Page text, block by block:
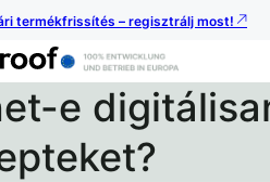
termékfrissítés – regisztrálj most!
e